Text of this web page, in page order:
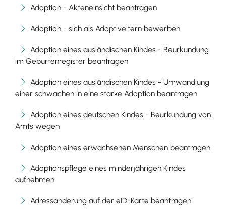
Adoption - Akteneinsicht beantragen
Adoption - sich als Adoptiveltern bewerben
Adoption eines ausländischen Kindes - Beurkundung
im Geburtenregister beantragen
Adoption eines ausländischen Kindes - Umwandlung
einer schwachen in eine starke Adoption beantragen
Adoption eines deutschen Kindes - Beurkundung von
Amts wegen
Adoption eines erwachsenen Menschen beantragen
Adoptionspflege eines minderjährigen Kindes
aufnehmen
Adressänderung auf der eID-Karte beantragen